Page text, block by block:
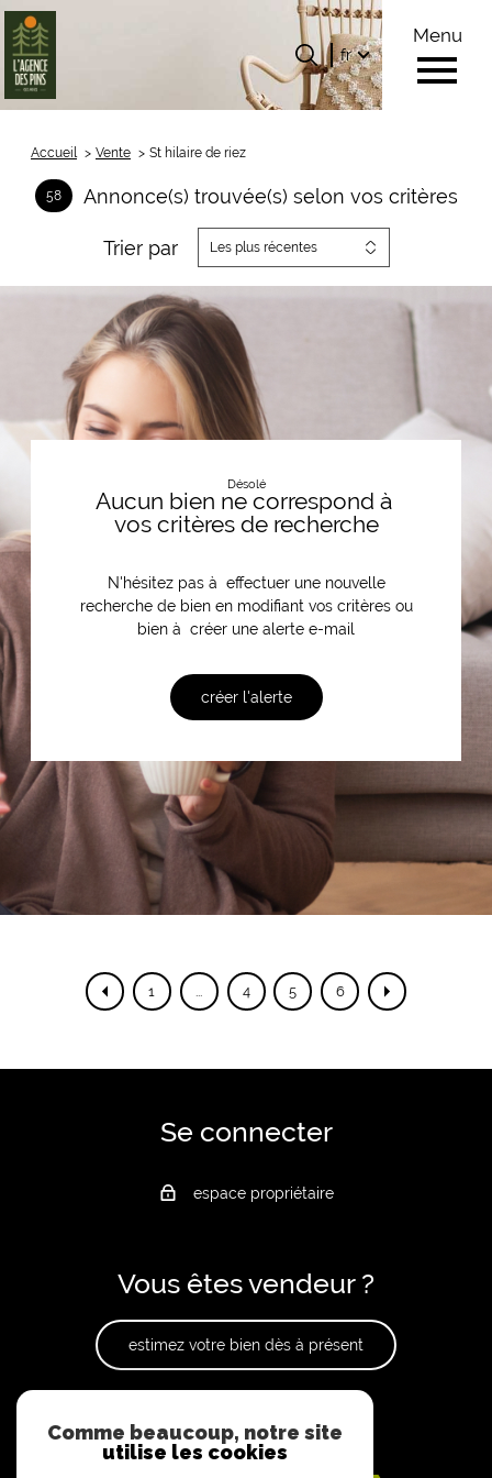
Menu
Langue
fr
fr
Accueil Vente St hilaire de riez
58 Annonce(s) trouvée(s) selon vos critères
Trier par Les plus récentes
Désolé
Aucun bien ne correspond à
vos critères de recherche
N'hésitez pas à effectuer une nouvelle
recherche de bien en modifiant vos critères ou
bien à créer une alerte e-mail
créer l'alerte
1 ... 4 5 6
Se connecter
espace propriétaire
Vous êtes vendeur ?
estimez votre bien dès à présent
Adhérents
Comme beaucoup, notre site
utilise les cookies